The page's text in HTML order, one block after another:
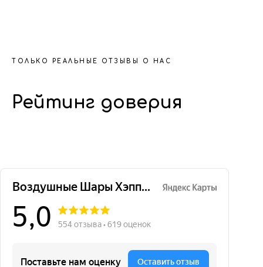
ТОЛЬКО РЕАЛЬНЫЕ ОТЗЫВЫ О НАС
Рейтинг доверия